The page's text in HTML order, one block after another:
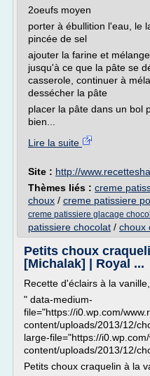
2oeufs moyen
porter à ébullition l'eau, le
pincée de sel
ajouter la farine et
jusqu'à ce que la pâte se
casserole, continuer à
dessécher la pâte
placer la pâte dans un bol
bien...
Lire la suite
Site : http://
Thèmes liés : creme
choux / creme patissiere
creme patissiere glacage
patissiere chocolat / choux
Petits choux
[Michalak] | Royal ...
Recette d'éclairs à la
" data-medium-
file="https://i0.wp.com/
content/uploads/2013/12/
large-file="https://
content/uploads/2013/12/
Petits choux craquelin à la